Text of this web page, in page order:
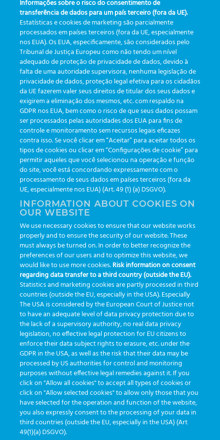
contenido
CONTACTO
24+10=?
He leído y acepto los términos de la política de
privacidad.Política de privacidad
Deja este campo en blanco,
desarrollado porGreiner Service Tech
Informações sobre o risco do consentimento de
transferência de dados para um país terceiro (fora da UE).
Estatísticas e cookies de marketing são parcialmente
processados em países terceiros (fora da UE, especialmente
nos EUA). Os EUA, especificamente, são considerados pelo
Tribunal de Justiça Europeu como não tendo um nível
adequado de proteção de privacidade de dados, devido à
falta de uma autoridade supervisora, nenhuma legislação de
privacidade de dados, proteção legal efetiva para os cidadãos
da UE fazerem valer seus direitos de titular dos seus dados e
exigirem a eliminação dos mesmos, etc. com respaldo na
GDPR nos EUA, bem como o risco de que seus dados possam
ser processados pelas autoridades dos EUA para fins de
controle e monitoramento sem recursos legais eficazes
contra isso. Se você clicar em “Aceitar” para aceitar todos os
tipos de cookies ou clicar em “Configurações de cookie” para
permitir aqueles que você selecionou na operação e função
do site, você está concordando expressamente com o
processamento de seus dados em países terceiros (fora da
UE, especialmente nos EUA) (Art. 49 (1) (a) DSGVO).
INFORMATION ABOUT COOKIES ON
OUR WEBSITE
We use necessary cookies to ensure that our website works
properly and to ensure the security of our website. These
must always be turned on. In order to better recognize the
preferences of our users and to optimize this website, we
would like to use more cookies.Risk information on consent
regarding data transfer to a third country (outside the EU).
Statistics and marketing cookies are partly processed in third
countries (outside the EU, especially in the USA). Especially
The USA is considered by the European Court of Justice not
to have an adequate level of data privacy protection due to
the lack of a supervisory authority, no real data privacy
legislation, no effective legal protection for EU citizens to
enforce their data subject rights to erasure, etc. under the
GDPR in the USA, as well as the risk that their data may be
processed by US authorities for control and monitoring
purposes without effective legal remedies against it. If you
click on "Allow all cookies" to accept all types of cookies or
click on "Allow selected cookies" to allow only those that you
have selected for the operation and function of the website,
you also expressly consent to the processing of your data in
third countries (outside the EU, especially in the USA) (Art
49(1)(a) DSGVO).